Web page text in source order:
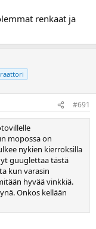
renkaat ja
#691
mopossa on
nykien kierroksilla
guuglettaa tästä
kun varasin
hyvää vinkkiä.
Onkos kellään